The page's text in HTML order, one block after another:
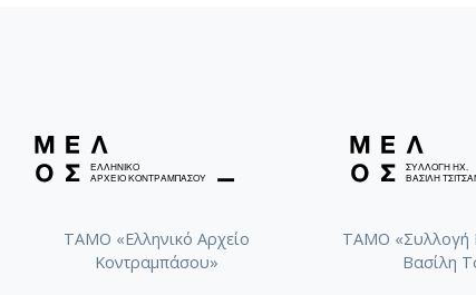
ΤΑΜΟ «Ελληνικό Αρχείο
Κοντραμπάσου»
ΤΑΜΟ «Συλλογή
Βασίλη